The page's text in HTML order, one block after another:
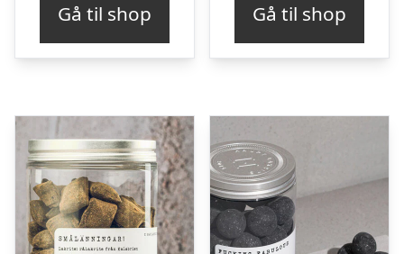
Gå til shop Gå til shop